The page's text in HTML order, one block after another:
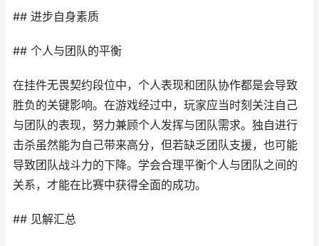
## 进步自身素质
## 个人与团队的平衡
在挂件无畏契约段位中，个人表现和团队协作都是会导致
胜负的关键影响。在游戏经过中，玩家应当时刻关注自己
与团队的表现，努力兼顾个人发挥与团队需求。独自进行
击杀虽然能为自己带来高分，但若缺乏团队支援，也可能
导致团队战斗力的下降。学会合理平衡个人与团队之间的
关系，才能在比赛中获得全面的成功。
## 见解汇总